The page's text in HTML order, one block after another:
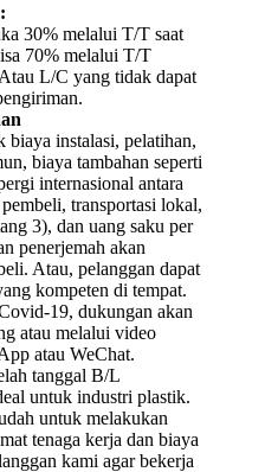
30% melalui T/T saat
70% melalui T/T
L/C yang tidak dapat
biaya instalasi, pelatihan,
biaya tambahan seperti
internasional antara
transportasi lokal,
3), dan uang saku per
penerjemah akan
Atau, pelanggan dapat
kompeten di tempat.
19, dukungan akan
atau melalui video
atau WeChat.
tanggal B/L
untuk industri plastik.
untuk melakukan
tenaga kerja dan biaya
kami agar bekerja